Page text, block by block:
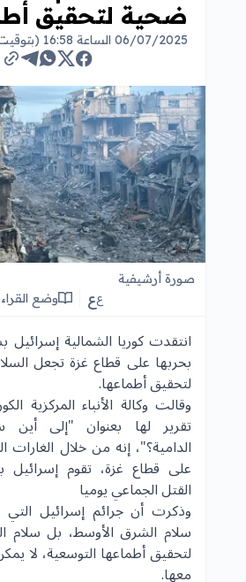
ضحية لتحقيق
06/07/2025 الساعة 16:58 (بتوقيت الدوحة)
صورة أرشيفية
عع وضع
انتقدت كوريا الشمالية إسرائيل
بحربها على قطاع غزة تجعل
لتحقيق أطماعها.
وقالت وكالة الأنباء المركزية
تقرير لها بعنوان "إلى أين
الدامية؟"، إنه من خلال الغارات
على قطاع غزة، تقوم
القتل الجماعي يوميا
وذكرت أن جرائم إسرائيل
سلام الشرق الأوسط، بل سلام
لتحقيق أطماعها التوسعية، لا
معها.